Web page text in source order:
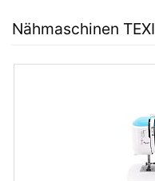
Nähmaschinen TEXI